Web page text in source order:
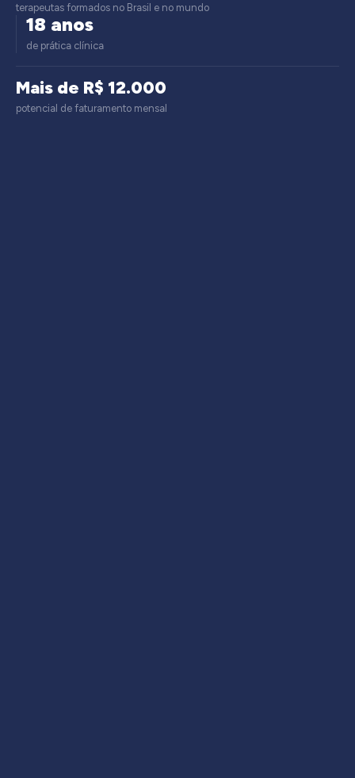
terapeutas formados no Brasil e no mundo
18 anos
de prática clínica
Mais de R$ 12.000
potencial de faturamento mensal